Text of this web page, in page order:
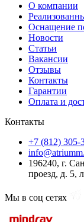
О компании
Оснащение
Новости
Статьи
Вакансии
Отзывы
Контакты
Гарантии
Оплата и
Контакты
+7 (812) 305-
196240, г.
проезд, д. 5,
Мы в соц сетях